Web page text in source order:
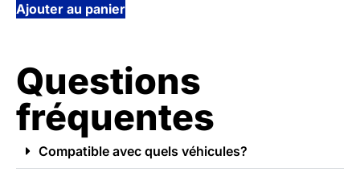
Ajouter au panier
Questions
fréquentes
Compatible avec quels véhicules?